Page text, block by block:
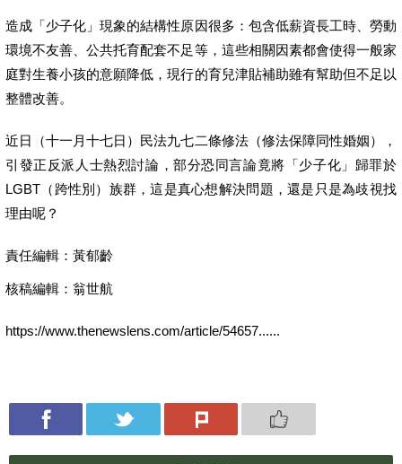
造成「少子化」現象的結構性原因很多：包含低薪資長工時、勞動
環境不友善、公共托育配套不足等，這些相關因素都會使得一般家
庭對生養小孩的意願降低，現行的育兒津貼補助雖有幫助但不足以
整體改善。
近日（十一月十七日）民法九七二條修法（修法保障同性婚姻），
引發正反派人士熱烈討論，部分恐同言論竟將「少子化」歸罪於
LGBT（跨性別）族群，這是真心想解決問題，還是只是為歧視找
理由呢？
責任編輯：黃郁齡
核稿編輯：翁世航
https://www.thenewslens.com/article/54657......